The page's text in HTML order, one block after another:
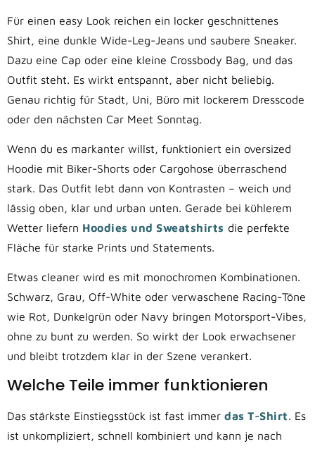
Für einen easy Look reichen ein locker geschnittenes
Shirt, eine dunkle Wide-Leg-Jeans und saubere Sneaker.
Dazu eine Cap oder eine kleine Crossbody Bag, und das
Outfit steht. Es wirkt entspannt, aber nicht beliebig.
Genau richtig für Stadt, Uni, Büro mit lockerem Dresscode
oder den nächsten Car Meet Sonntag.
Wenn du es markanter willst, funktioniert ein oversized
Hoodie mit Biker-Shorts oder Cargohose überraschend
stark. Das Outfit lebt dann von Kontrasten – weich und
lässig oben, klar und urban unten. Gerade bei kühlerem
Wetter liefern Hoodies und Sweatshirts die perfekte
Fläche für starke Prints und Statements.
Etwas cleaner wird es mit monochromen Kombinationen.
Schwarz, Grau, Off-White oder verwaschene Racing-Töne
wie Rot, Dunkelgrün oder Navy bringen Motorsport-Vibes,
ohne zu bunt zu werden. So wirkt der Look erwachsener
und bleibt trotzdem klar in der Szene verankert.
Welche Teile immer funktionieren
Das stärkste Einstiegsstück ist fast immer das T-Shirt. Es
ist unkompliziert, schnell kombiniert und kann je nach